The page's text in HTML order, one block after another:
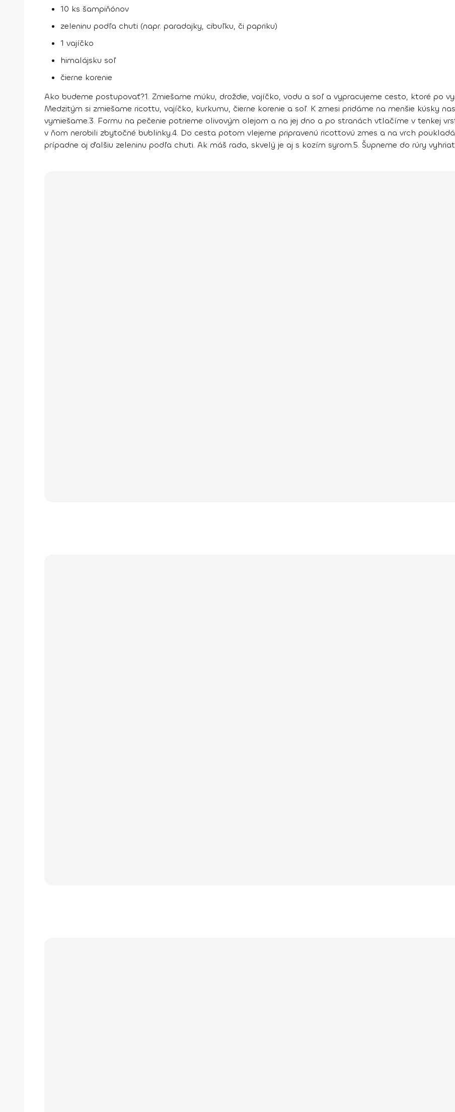
10 ks šampiňónov
zeleninu podľa chuti (napr. paradajky, cibuľku, či papriku)
1 vajíčko
himalájsku soľ
čierne korenie
Ako budeme postupovať?1. Zmiešame múku, droždie, vajíčko, vodu a soľ a vypracujeme cesto, ktoré po
Medzitým si zmiešame ricottu, vajíčko, kurkumu, čierne korenie a soľ. K zmesi pridáme na menšie kúsky
vymiešame.3. Formu na pečenie potrieme olivovým olejom a na jej dno a po stranách vtlačíme v tenkej
v ňom nerobili zbytočné bublinky.4. Do cesta potom vlejeme pripravenú ricottovú zmes a na vrch
prípadne aj ďalšiu zeleninu podľa chuti. Ak máš rada, skvelý je aj s kozím syrom.5. Šupneme do rúry